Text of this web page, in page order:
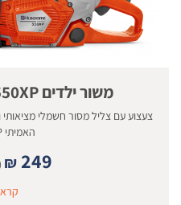
משור ילדים Toy Chainsaw 550XP
צעצוע עם צליל מסור חשמלי
האמיתי 550XP...
₪ 249